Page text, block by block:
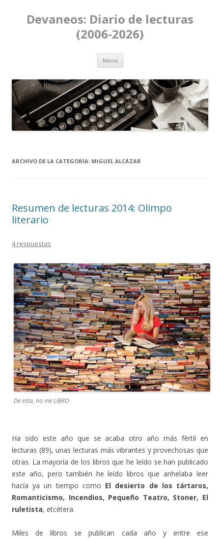
Devaneos: Diario de lecturas
(2006-2026)
Menú Ir al contenido
ARCHIVO DE LA CATEGORÍA: MIGUEL ALCÁZAR
Resumen de lecturas 2014: Olimpo
literario
4 respuestas
De esta, no me LIBRO
Ha sido este año que se acaba otro año más fértil en
lecturas (89), unas lecturas más vibrantes y provechosas que
otras. La mayoría de los libros que he leído se han publicado
este año, pero también he leído libros que anhelaba leer
hacía ya un tiempo como El desierto de los tártaros,
Romanticismo, Incendios, Pequeño Teatro, Stoner, El
ruletista, etcétera.
Miles de libros se publican cada año y entre ese